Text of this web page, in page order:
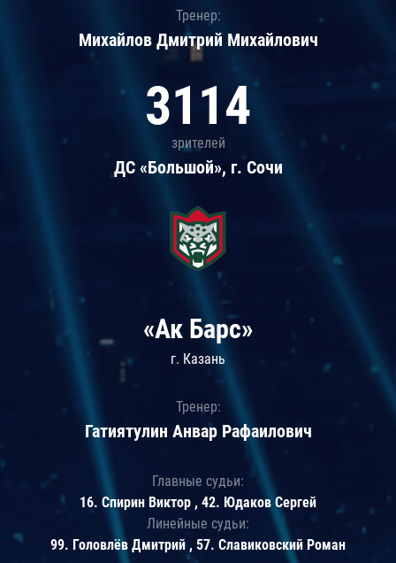
Тренер:
Михайлов Дмитрий Михайлович
3114
зрителей
ДС «Большой», г. Сочи
«Ак Барс»
г. Казань
Тренер:
Гатиятулин Анвар Рафаилович
Главные судьи:
16. Спирин Виктор , 42. Юдаков Сергей
Линейные судьи:
99. Головлёв Дмитрий , 57. Славиковский Роман